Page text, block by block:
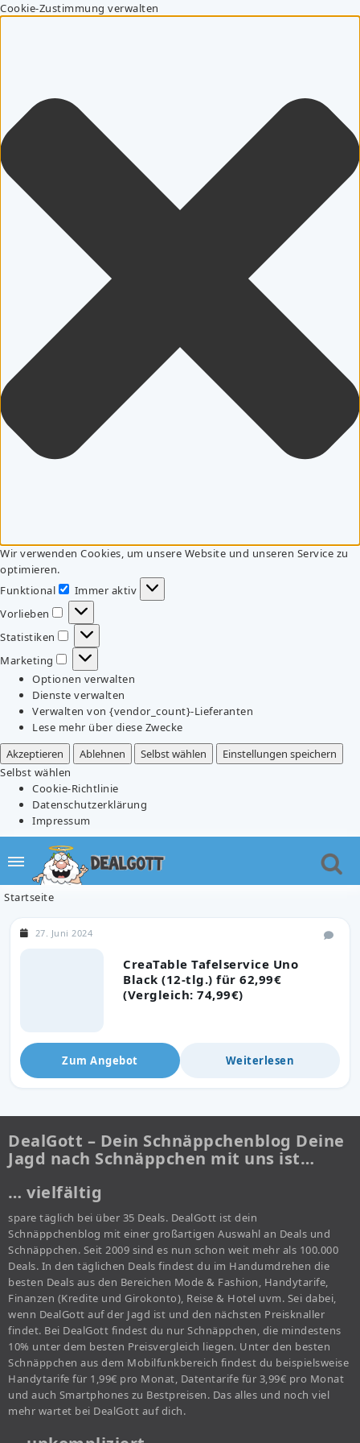
Cookie-Zustimmung verwalten
Wir verwenden Cookies, um unsere Website und unseren Service zu
optimieren.
Funktional
Funktional
Immer aktiv
Vorlieben
Vorlieben
Statistiken
Statistiken
Marketing
Marketing
Optionen verwalten
Dienste verwalten
Verwalten von {vendor_count}-Lieferanten
Lese mehr über diese Zwecke
Akzeptieren
Ablehnen Selbst wählen
Einstellungen speichern
Selbst wählen
Cookie-Richtlinie
Datenschutzerklärung
Impressum
Startseite
CreaTable Tafelservice Uno
Black (12-tlg.) für 62,99€
(Vergleich: 74,99€)
27. Juni 2024
Zum Angebot Weiterlesen
DealGott – Dein Schnäppchenblog Deine
Jagd nach Schnäppchen mit uns ist…
… vielfältig
spare täglich bei über 35 Deals. DealGott ist dein
Schnäppchenblog mit einer großartigen Auswahl an Deals und
Schnäppchen. Seit 2009 sind es nun schon weit mehr als 100.000
Deals. In den täglichen Deals findest du im Handumdrehen die
besten Deals aus den Bereichen Mode & Fashion, Handytarife,
Finanzen (Kredite und Girokonto), Reise & Hotel uvm. Sei dabei,
wenn DealGott auf der Jagd ist und den nächsten Preisknaller
findet. Bei DealGott findest du nur Schnäppchen, die mindestens
10% unter dem besten Preisvergleich liegen. Unter den besten
Schnäppchen aus dem Mobilfunkbereich findest du beispielsweise
Handytarife für 1,99€ pro Monat, Datentarife für 3,99€ pro Monat
und auch Smartphones zu Bestpreisen. Das alles und noch viel
mehr wartet bei DealGott auf dich.